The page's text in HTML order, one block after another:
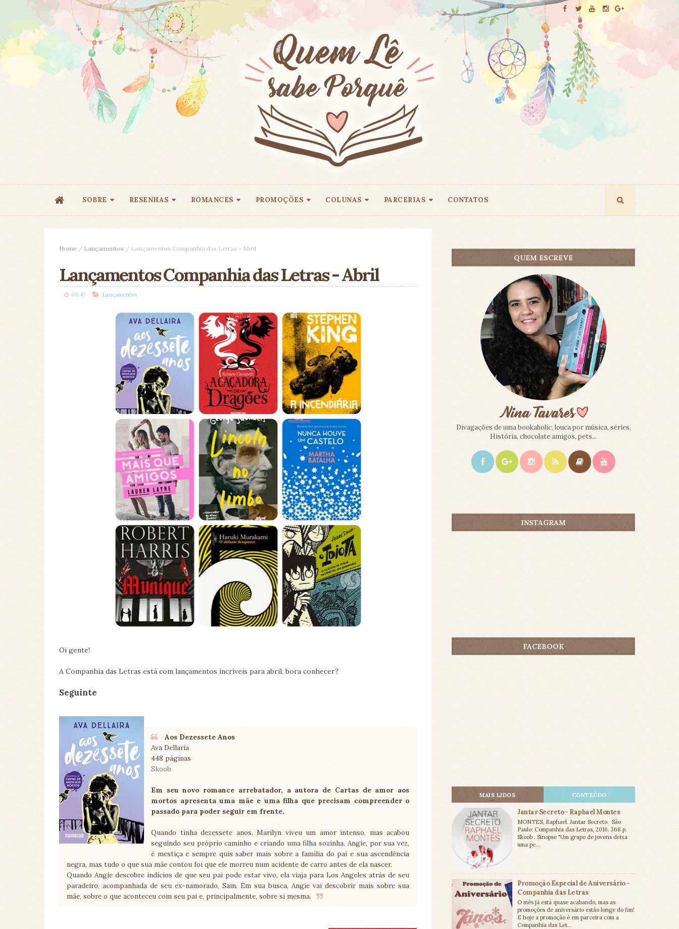
SOBRE RESENHAS ROMANCES PROMOÇÕES COLUNAS PARCERIAS CONTATOS
Home / Lançamentos / Lançamentos Companhia das Letras - Abril
Lançamentos Companhia das Letras - Abril
08:47 Lançamentos
Oi gente!
A Companhia das Letras está com lançamentos incríveis para abril, bora conhecer?
Seguinte
Aos Dezessete Anos
Ava Dellaria
448 páginas
Skoob
Em seu novo romance arrebatador, a autora de Cartas de amor aos
mortos apresenta uma mãe e uma filha que precisam compreender o
passado para poder seguir em frente.
Quando tinha dezessete anos, Marilyn viveu um amor intenso, mas acabou
seguindo seu próprio caminho e criando uma filha sozinha. Angie, por sua vez,
é mestiça e sempre quis saber mais sobre a família do pai e sua ascendência
negra, mas tudo o que sua mãe contou foi que ele morreu num acidente de carro antes de ela nascer.
Quando Angie descobre indícios de que seu pai pode estar vivo, ela viaja para Los Angeles atrás de seu
paradeiro, acompanhada de seu ex-namorado, Sam. Em sua busca, Angie vai descobrir mais sobre sua
mãe, sobre o que aconteceu com seu pai e, principalmente, sobre si mesma.
QUEM ESCREVE
Divagações de uma bookaholic, louca por música, séries,
História, chocolate amigos, pets...
INSTAGRAM
FACEBOOK
MAIS LIDOS CONTEÚDO
Jantar Secreto - Raphael Montes
MONTES, Raphael. Jantar Secreto. São
Paulo: Companhia das Letras, 2016. 368 p.
Skoob . Sinopse "Um grupo de jovens deixa
uma pe...
Promoção Especial de Aniversário -
Companhia das Letras
O mês já está quase acabando, mas as
promoções de aniversário estão longe do fim!
E hoje a promoção é em parceira com a
Companhia das Let...